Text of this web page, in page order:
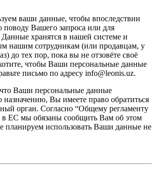
ваши данные, чтобы впоследствии
поводу Вашего запроса или для
Данные хранятся в нашей системе и
нашим сотрудникам (или продавцам, у
до тех пор, пока вы не отзовёте своё
чтобы Ваши персональные данные
письмо по адресу info@leonis.uz.
Ваши персональные данные
назначению, Вы имеете право обратиться
орган. Согласно “Общему регламенту
в ЕС мы обязаны сообщить Вам об этом
планируем использовать Ваши данные не